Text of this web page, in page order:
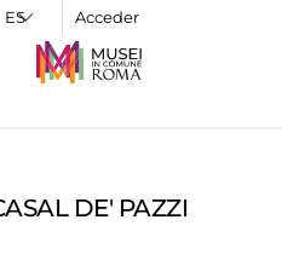
Acceder
DE' PAZZI